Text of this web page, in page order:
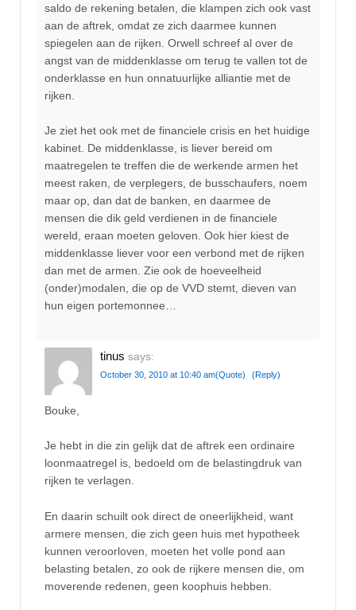
saldo de rekening betalen, die klampen zich ook vast
aan de aftrek, omdat ze zich daarmee kunnen
spiegelen aan de rijken. Orwell schreef al over de
angst van de middenklasse om terug te vallen tot de
onderklasse en hun onnatuurlijke alliantie met de
rijken.
Je ziet het ook met de financiele crisis en het huidige
kabinet. De middenklasse, is liever bereid om
maatregelen te treffen die de werkende armen het
meest raken, de verplegers, de busschaufers, noem
maar op, dan dat de banken, en daarmee de
mensen die dik geld verdienen in de financiele
wereld, eraan moeten geloven. Ook hier kiest de
middenklasse liever voor een verbond met de rijken
dan met de armen. Zie ook de hoeveelheid
(onder)modalen, die op de VVD stemt, dieven van
hun eigen portemonnee…
tinus says:
October 30, 2010 at 10:40 am(Quote) (Reply)
Bouke,
Je hebt in die zin gelijk dat de aftrek een ordinaire
loonmaatregel is, bedoeld om de belastingdruk van
rijken te verlagen.
En daarin schuilt ook direct de oneerlijkheid, want
armere mensen, die zich geen huis met hypotheek
kunnen veroorloven, moeten het volle pond aan
belasting betalen, zo ook de rijkere mensen die, om
moverende redenen, geen koophuis hebben.